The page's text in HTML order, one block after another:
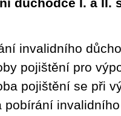
invalidního
pojištění pro
pojištění se při
pobírání